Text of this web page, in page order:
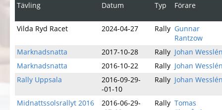
Tävling Datum Typ Förare
Vilda Ryd Racet 2024-04-27 Rally Gunnar
Rantzow
Marknadsnatta
2017-10-28 Rally Johan
Marknadsnatta
2016-10-22 Rally Johan
Rally Uppsala
2016-09-29-
-01-10
Rally Johan
Midnattssolsrallyt 2016
2016-06-29-
Rally Tomas